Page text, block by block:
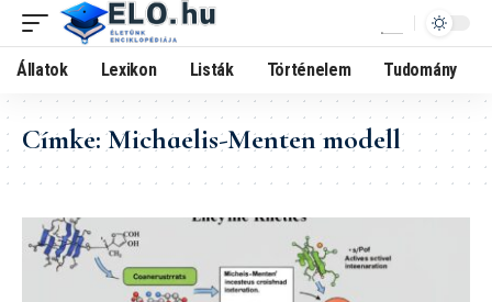
Állatok Lexikon Listák Történelem Tudomány
Címke:Michaelis-Menten modell